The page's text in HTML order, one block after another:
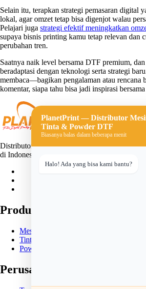
Selain itu, terapkan strategi pemasaran digital
lokal, agar omzet tetap bisa digenjot walau
Pelajari juga strategi efektif meningkatkan
supaya bisnis printing kamu tetap relevan dan
perubahan tren.
Saatnya naik level bersama DTF premium,
beradaptasi dengan teknologi serta strategi
membaca—bagikan pengalaman atau rencana
komentar, siapa tahu bisa jadi inspirasi
Distributor mesin, tinta, dan powder DTF
di Indonesia. Solusi lengkap untuk usaha
Produk
Mesin DTF
Tinta DTF
Powder DTF
Perusahaan
PlanetPrint — Distributor
Tinta & Powder DTF
Biasanya balas dalam beberapa menit
Halo! Ada yang bisa kami bantu?